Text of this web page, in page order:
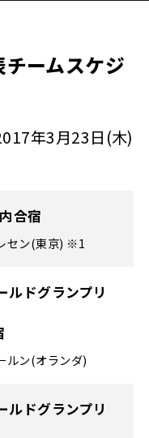
ームスケジ
年3月23日(木)
合宿
セン(東京) ※1
ルドグランプリ
ルン(オランダ)
ルドグランプリ